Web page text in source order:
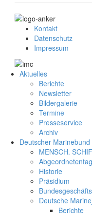
Kontakt
Datenschutz
Impressum
Aktuelles
Berichte
Newsletter
Bildergalerie
Termine
Presseservice
Archiv
Deutscher Marinebund
MENSCH.
Historie
Präsidium
Deutsche
Berichte